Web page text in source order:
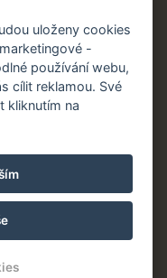
uloženy cookies
-
používání webu,
cílit reklamou. Své
kliknutím na